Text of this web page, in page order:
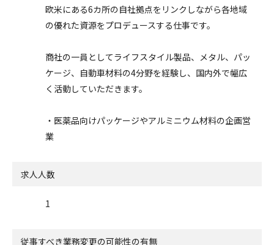
欧米にある6カ所の自社拠点をリンクしながら各地域
の優れた資源をプロデュースする仕事です。
商社の一員としてライフスタイル製品、メタル、パッ
ケージ、自動車材料の4分野を経験し、国内外で幅広
く活動していただきます。
・医薬品向けパッケージやアルミニウム材料の企画営
業
求人人数
1
従事すべき業務変更の可能性の有無